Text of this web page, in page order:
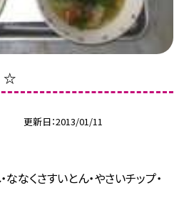
☆
更新日 2013/01/11
ななくさすいとん・やさいチップ・